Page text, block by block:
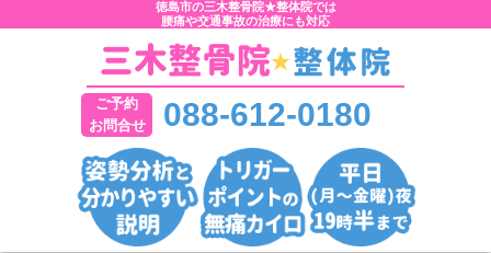
徳島市の三木整骨院★整体院では
腰痛や交通事故の治療にも対応
ご予約
お問合せ
088-612-0180